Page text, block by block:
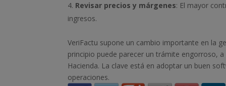
Revisar precios y márgenes: El mayor
ingresos.
VeriFactu supone un cambio importante en la
principio puede parecer un trámite engorroso,
Hacienda. La clave está en adoptar un buen
operaciones.